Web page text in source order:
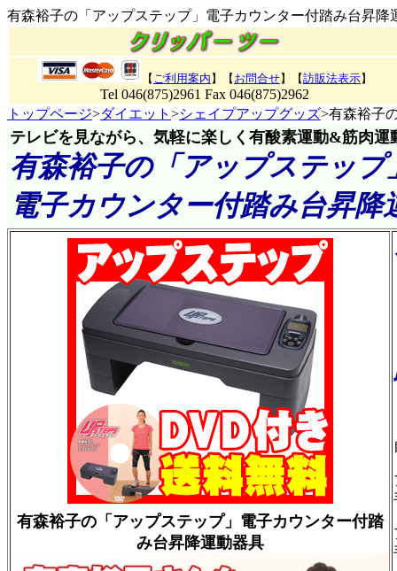
有森裕子の「アップステップ」電子カウンター付踏み台昇降
【 ご利用案内 】【 お問合せ】【訪販法表示】
Tel 046(875)2961 Fax 046(875)2962
トップページ>ダイエット >シェイプアップグッズ>有森裕子
テレビを見ながら、気軽に楽しく有酸素運動&筋肉運
有森裕子の「アップステップ
電子カウンター付踏み台昇降
有森裕子の「アップステップ」電子カウンター付踏
み台昇降運動器具